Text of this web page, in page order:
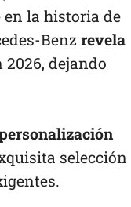
en la historia de
Benz revela
2026, dejando
selección